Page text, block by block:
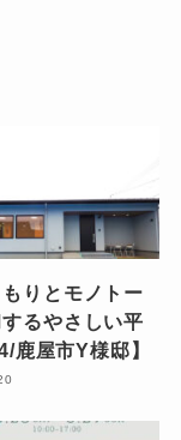
りとモノトー
るやさしい平
鹿屋市Y様邸】